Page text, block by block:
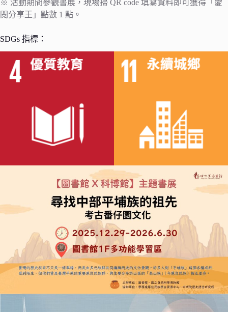
※ 活動期間參觀書展，現場掃 QR code 填寫資料即可獲得「愛
閱分享王」點數 1 點。
SDGs 指標：